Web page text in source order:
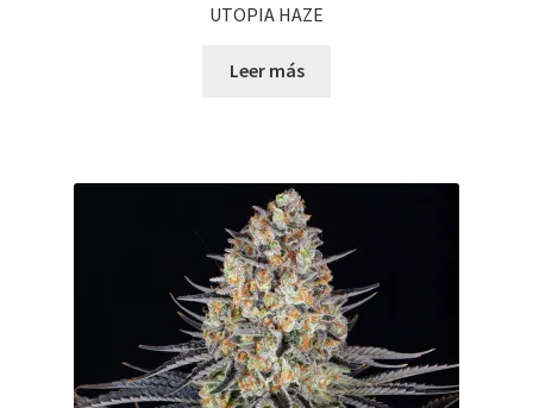
UTOPIA HAZE
Leer más